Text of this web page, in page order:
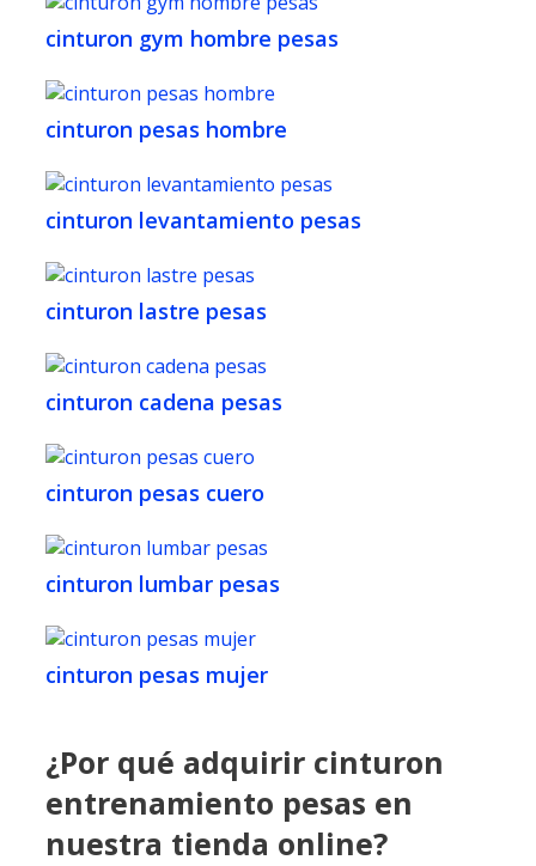
cinturon gym hombre pesas
cinturon pesas hombre
cinturon levantamiento pesas
cinturon lastre pesas
cinturon cadena pesas
cinturon pesas cuero
cinturon lumbar pesas
cinturon pesas mujer
¿Por qué adquirir cinturon
entrenamiento pesas en
nuestra tienda online?